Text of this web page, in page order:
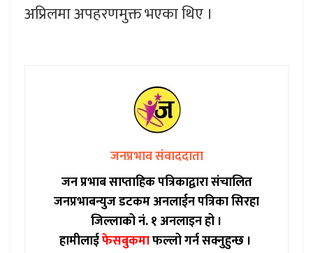
अप्रिलमा अपहरणमुक्त भएका थिए ।
जनप्रभाव संवाददाता
जन प्रभाब साप्ताहिक पत्रिकाद्वारा संचालित
जनप्रभाबन्युज डटकम अनलाईन पत्रिका सिरहा
जिल्लाको नं. १ अनलाइन हो ।
हामीलाईफेसबुकमाफल्लो गर्न सक्नुहुन्छ ।